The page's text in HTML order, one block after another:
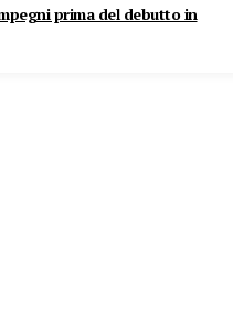
prima del debutto in